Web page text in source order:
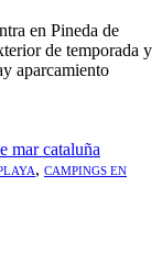
en Pineda de
de temporada y
aparcamiento
, CAMPINGS EN